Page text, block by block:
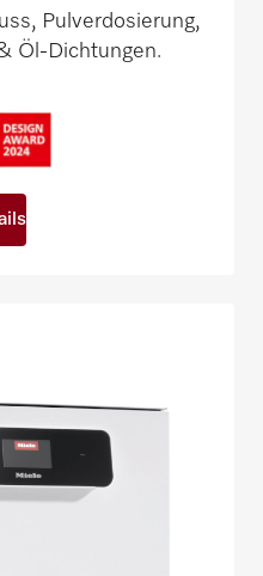
Pulverdosierung,
Öl-Dichtungen.